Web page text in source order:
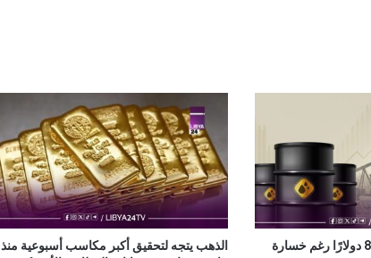
خام برنت يرتفع إلى 83.55 دولارًا رغم خسارة
الذهب يتجه لتحقيق أكبر مكاسب أسبوعية منذ